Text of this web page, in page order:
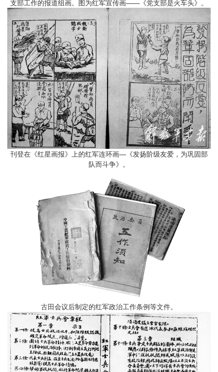
支部工作的报道组画。图为红军宣传画——《党支部是火车头》。
刊登在《红星画报》上的红军连环画—《发扬阶级友爱，为巩固部
队而斗争》。
古田会议后制定的红军政治工作条例等文件。